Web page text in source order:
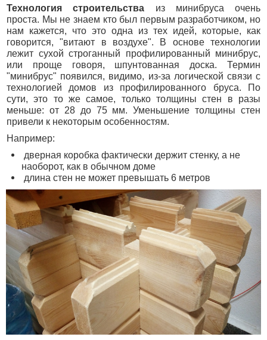
Оголовки для колодцев
Публикации
Наши технологии
Кредит
Дополнительные работы
Фотогаларея
Кредит
Технология строительства из минибруса очень
проста. Мы не знаем кто был первым разработчиком, но
нам кажется, что это одна из тех идей, которые, как
говорится, "витают в воздухе". В основе технологии
лежит сухой строганный профилированный минибрус,
или проще говоря, шпунтованная доска. Термин
"минибрус" появился, видимо, из-за логической связи с
технологией домов из профилированного бруса. По
сути, это то же самое, только толщины стен в разы
меньше: от 28 до 75 мм. Уменьшение толщины стен
привели к некоторым особенностям.
Например:
дверная коробка фактически держит стенку, а не
наоборот, как в обычном доме
длина стен не может превышать 6 метров